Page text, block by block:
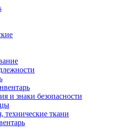
и знаки безопасности
технические ткани